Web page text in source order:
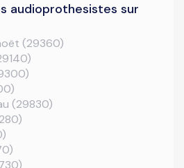
audioprothesistes sur
(29360)
(29830)